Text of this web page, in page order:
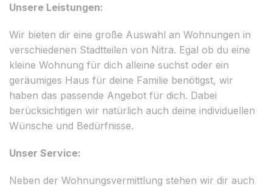
Unsere Leistungen:
Wir bieten dir eine große Auswahl an Wohnungen in
verschiedenen Stadtteilen von Nitra. Egal ob du eine
kleine Wohnung für dich alleine suchst oder ein
geräumiges Haus für deine Familie benötigst, wir
haben das passende Angebot für dich. Dabei
berücksichtigen wir natürlich auch deine individuellen
Wünsche und Bedürfnisse.
Unser Service:
Neben der Wohnungsvermittlung stehen wir dir auch